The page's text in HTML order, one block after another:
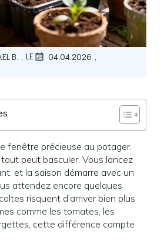
B. , LE 04.04.2026 ,
fenêtre précieuse au potager.
tout peut basculer. Vous lancez
et la saison démarre avec un
attendez encore quelques
risquent d’arriver bien plus
comme les tomates, les
cette différence compte